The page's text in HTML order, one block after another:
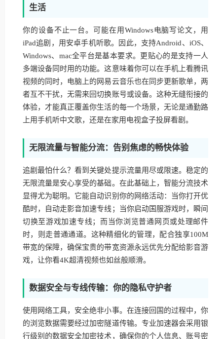
生活
你的设备不止一台。可能在用Windows电脑写论文，用
iPad追剧，用安卓手机听歌。因此，支持Android、iOS、
Windows、mac全平台是基本要求。更贴心的是支持一人
多端设备同时用的功能。这意味着你可以在手机上看腾讯
视频的同时，电脑上的网易云音乐也在同步更新歌单，两
者互不干扰，无需来回切换账号或设备。这种无缝衔接的
体验，才能真正覆盖你生活的每一个场景，无论是通勤路
上用手机听中文歌，还是在家用电视盒子投屏看剧。
无限流量与智能分流：告别焦虑的畅快体验
追剧最怕什么？看到关键处提示流量用尽或限速。稳定的
无限流量是安心享受的基础。在此基础上，智能分流技术
显得尤为聪明。它能自动识别你的网络活动：当你打开优
酷时，自动走影音加速专线；当你启动国服游戏时，瞬间
切换至游戏加速专线；而当你浏览普通网页或处理邮件
时，则走普通通道。这种精细化的管理，配合独享100M
带宽的保障，确保宝贵的带宽资源永远优先分配给影音游
戏，让你看4K超清视频也如丝般顺滑。
数据安全与专线传输：你的隐私守护者
使用网络工具，安全绝非小事。在连接回国的过程中，你
的浏览数据需要经过加密隧道传输。专业加速器会采用银
行级别的数据安全加密技术，确保你的个人信息、账号密